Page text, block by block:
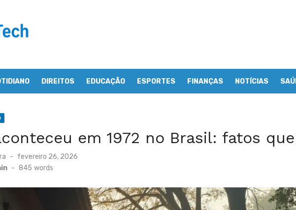
DIREITOS EDUCAÇÃO ESPORTES FINANÇAS NOTÍCIAS
em 1972 no Brasil: fatos
Posted
on
fevereiro 26, 2026
- 845 words